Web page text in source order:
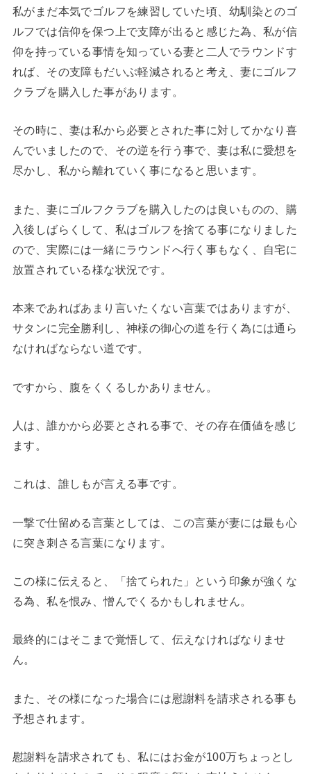
私がまだ本気でゴルフを練習していた頃、幼馴染とのゴ
ルフでは信仰を保つ上で支障が出ると感じた為、私が信
仰を持っている事情を知っている妻と二人でラウンドす
れば、その支障もだいぶ軽減されると考え、妻にゴルフ
クラブを購入した事があります。
その時に、妻は私から必要とされた事に対してかなり喜
んでいましたので、その逆を行う事で、妻は私に愛想を
尽かし、私から離れていく事になると思います。
また、妻にゴルフクラブを購入したのは良いものの、購
入後しばらくして、私はゴルフを捨てる事になりました
ので、実際には一緒にラウンドへ行く事もなく、自宅に
放置されている様な状況です。
本来であればあまり言いたくない言葉ではありますが、
サタンに完全勝利し、神様の御心の道を行く為には通ら
なければならない道です。
ですから、腹をくくるしかありません。
人は、誰かから必要とされる事で、その存在価値を感じ
ます。
これは、誰しもが言える事です。
一撃で仕留める言葉としては、この言葉が妻には最も心
に突き刺さる言葉になります。
この様に伝えると、「捨てられた」という印象が強くな
る為、私を恨み、憎んでくるかもしれません。
最終的にはそこまで覚悟して、伝えなければなりませ
ん。
また、その様になった場合には慰謝料を請求される事も
予想されます。
慰謝料を請求されても、私にはお金が100万ちょっとし